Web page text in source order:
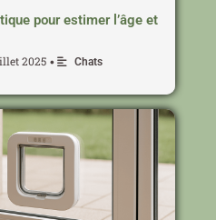
pour estimer l’âge et
2025 • Chats